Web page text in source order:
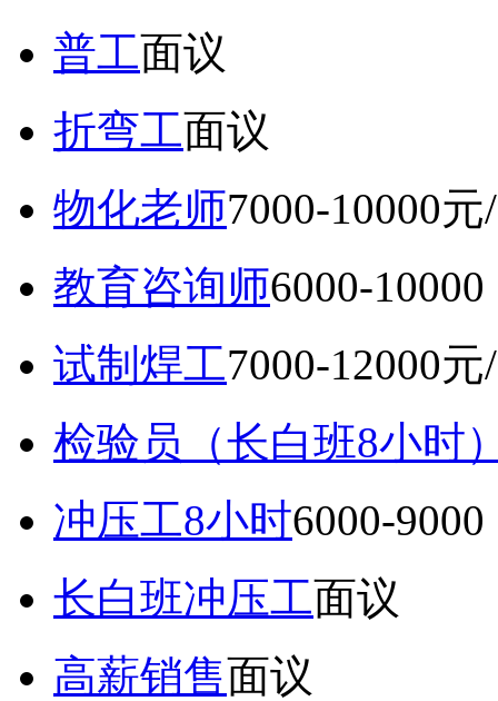
普工面议
折弯工面议
物化老师7000-10000元
教育咨询师6000-
试制焊工7000-12000元
检验员（长白班8小时
冲压工8小时6000-
长白班冲压工面议
高薪销售面议